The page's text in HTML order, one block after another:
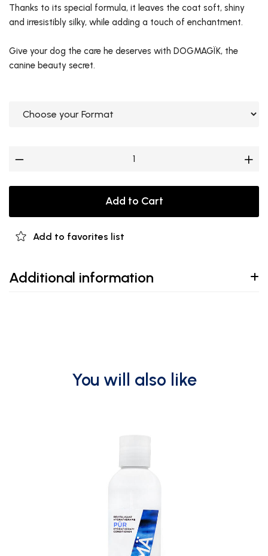
Thanks to its special formula, it leaves the coat soft, shiny
and irresistibly silky, while adding a touch of enchantment.
Give your dog the care he deserves with DOGMAGÏK, the
canine beauty secret.
Add to Cart
Add to favorites list
Additional information
You will also like